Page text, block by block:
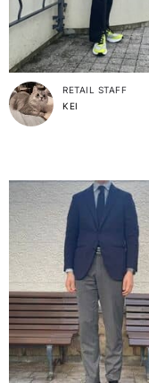
RETAIL STAFF
KEI